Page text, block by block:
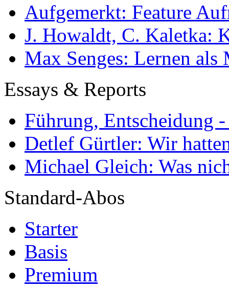
Aufgemerkt: Feature
J. Howaldt, C. Kaletka:
Max Senges: Lernen als
Essays & Reports
Führung, Entscheidung
Detlef Gürtler: Wir
Michael Gleich: Was
Standard-Abos
Starter
Basis
Premium